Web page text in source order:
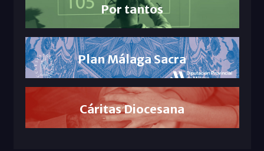
Por tantos
Plan Málaga Sacra
Cáritas Diocesana